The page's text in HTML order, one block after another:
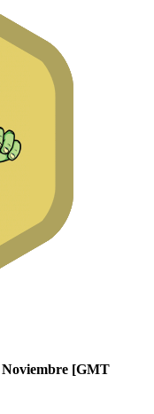
Noviembre [GMT